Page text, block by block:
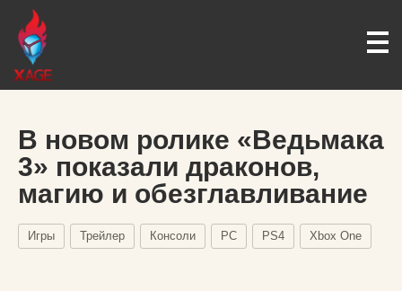
В новом ролике «Ведьмака
3» показали драконов,
магию и обезглавливание
Игры Трейлер Консоли PC PS4 Xbox One